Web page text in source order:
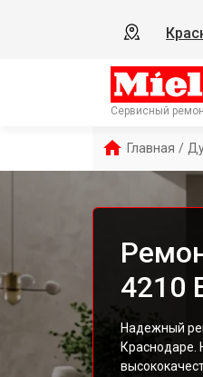
Сервисный
Главная /
4210
Надежный
Краснодаре.